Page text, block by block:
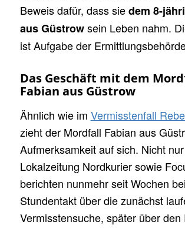
Beweis dafür, dass siedem 8-
aus Güstrowsein Leben nahm.
ist Aufgabe der
Das Geschäft mit dem
Fabian aus Güstrow
Ähnlich wie im Vermisstenfall
zieht der Mordfall Fabian aus
Aufmerksamkeit auf sich. Nicht
Lokalzeitung Nordkurier sowie
berichten nunmehr seit Wochen
Stundentakt über die zunächst
Vermisstensuche, später über den